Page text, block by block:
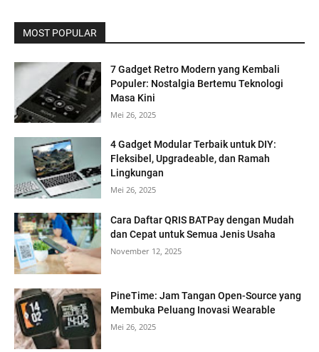
MOST POPULAR
7 Gadget Retro Modern yang Kembali
Populer: Nostalgia Bertemu Teknologi
Masa Kini
Mei 26, 2025
4 Gadget Modular Terbaik untuk DIY:
Fleksibel, Upgradeable, dan Ramah
Lingkungan
Mei 26, 2025
Cara Daftar QRIS BATPay dengan Mudah
dan Cepat untuk Semua Jenis Usaha
November 12, 2025
PineTime: Jam Tangan Open-Source yang
Membuka Peluang Inovasi Wearable
Mei 26, 2025